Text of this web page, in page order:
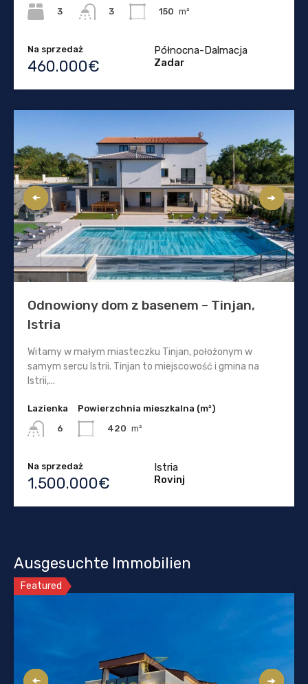
3
3
150 m²
Na sprzedaż
460.000€
Północna-Dalmacja
Zadar
Odnowiony dom z basenem – Tinjan,
Istria
Witamy w małym miasteczku Tinjan, położonym w
samym sercu Istrii. Tinjan to miejscowość i gmina na
Istrii,...
Lazienka
6
Powierzchnia mieszkalna (m²)
420 m²
Na sprzedaż
1.500.000€
Istria
Rovinj
Ausgesuchte Immobilien
Featured